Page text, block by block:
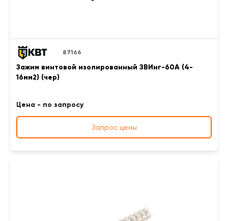
87166
Зажим винтовой изолированный ЗВИнг-60А (4-
16мм2) (чер)
Цена - по запросу
Запрос цены